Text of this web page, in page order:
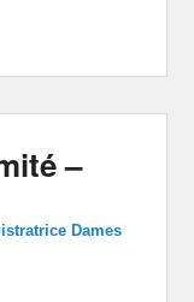
–
Dames